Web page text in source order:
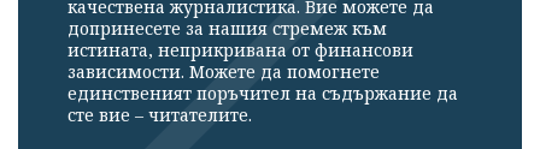
качествена журналистика. Вие можете да
допринесете за нашия стремеж към
истината, неприкривана от финансови
зависимости. Можете да помогнете
единственият поръчител на съдържание да
сте вие – читателите.